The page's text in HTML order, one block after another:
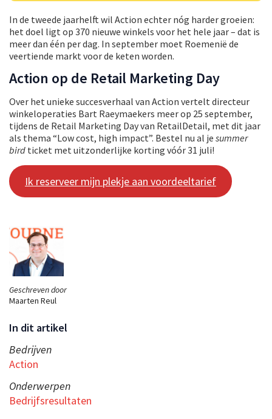
Geschreven door
Maarten Reul
In dit artikel
Bedrijven
Action
Onderwerpen
Bedrijfsresultaten
In de tweede jaarhelft wil Action echter nóg harder groeien:
het doel ligt op 370 nieuwe winkels voor het hele jaar – dat is
meer dan één per dag. In september moet Roemenië de
veertiende markt voor de keten worden.
Action op de Retail Marketing Day
Over het unieke succesverhaal van Action vertelt directeur
winkeloperaties Bart Raeymaekers meer op 25 september,
tijdens de Retail Marketing Day van RetailDetail, met dit jaar
als thema “Low cost, high impact”. Bestel nu al je summer
bird ticket met uitzonderlijke korting vóór 31 juli!
Ik reserveer mijn plekje aan voordeeltarief